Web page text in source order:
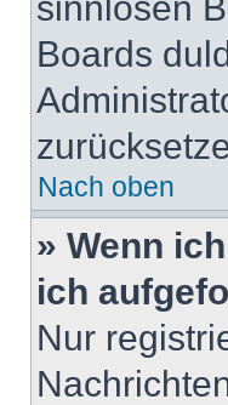
Boards
Nach oben
» Wenn
ich
Nur